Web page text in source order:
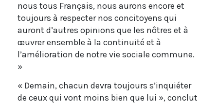
nous tous Français, nous aurons encore et
toujours à respecter nos concitoyens qui
auront d’autres opinions que les nôtres et à
œuvrer ensemble à la continuité et à
l’amélioration de notre vie sociale commune.
»
« Demain, chacun devra toujours s’inquiéter
de ceux qui vont moins bien que lui », conclut